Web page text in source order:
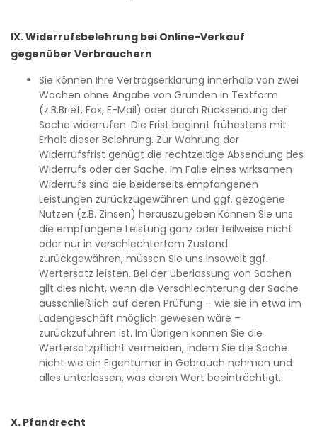
IX. Widerrufsbelehrung bei Online-Verkauf
gegenüber Verbrauchern
Sie können Ihre Vertragserklärung innerhalb von zwei
Wochen ohne Angabe von Gründen in Textform
(z.B.Brief, Fax, E-Mail) oder durch Rücksendung der
Sache widerrufen. Die Frist beginnt frühestens mit
Erhalt dieser Belehrung. Zur Wahrung der
Widerrufsfrist genügt die rechtzeitige Absendung des
Widerrufs oder der Sache. Im Falle eines wirksamen
Widerrufs sind die beiderseits empfangenen
Leistungen zurückzugewähren und ggf. gezogene
Nutzen (z.B. Zinsen) herauszugeben.Können Sie uns
die empfangene Leistung ganz oder teilweise nicht
oder nur in verschlechtertem Zustand
zurückgewähren, müssen Sie uns insoweit ggf.
Wertersatz leisten. Bei der Überlassung von Sachen
gilt dies nicht, wenn die Verschlechterung der Sache
ausschließlich auf deren Prüfung – wie sie in etwa im
Ladengeschäft möglich gewesen wäre –
zurückzuführen ist. Im Übrigen können Sie die
Wertersatzpflicht vermeiden, indem Sie die Sache
nicht wie ein Eigentümer in Gebrauch nehmen und
alles unterlassen, was deren Wert beeinträchtigt.
X. Pfandrecht